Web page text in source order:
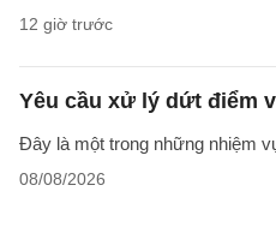
12 giờ trước
Yêu cầu xử lý dứt điểm
Đây là một trong những nhiệm
08/08/2026